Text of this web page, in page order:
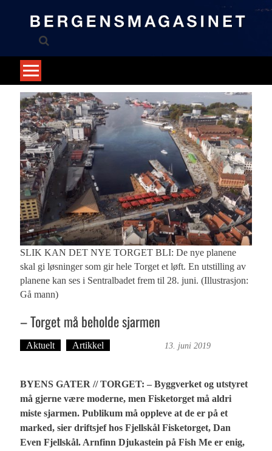
SLIK KAN DET NYE TORGET BLI: De nye planene
skal gi løsninger som gir hele Torget et løft. En utstilling av
planene kan ses i Sentralbadet frem til 28. juni. (Illustrasjon:
Gå mann)
– Torget må beholde sjarmen
Aktuelt Artikkel 13. juni 2019
BYENS GATER // TORGET: – Byggverket og utstyret
må gjerne være moderne, men Fisketorget må aldri
miste sjarmen. Publikum må oppleve at de er på et
marked, sier driftsjef hos Fjellskål Fisketorget, Dan
Even Fjellskål. Arnfinn Djukastein på Fish Me er enig,